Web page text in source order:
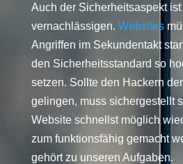
Auch der Sicherheitsaspekt ist
vernachlässigen. Websites
Angriffen im Sekundentakt
den Sicherheitsstandard so
setzen. Sollte den Hackern
gelingen, muss sichergestellt
Website schnellst möglich
zum funktionsfähig gemacht
gehört zu unseren Aufgaben.